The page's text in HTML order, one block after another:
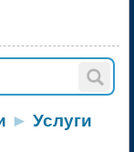
► Услуги